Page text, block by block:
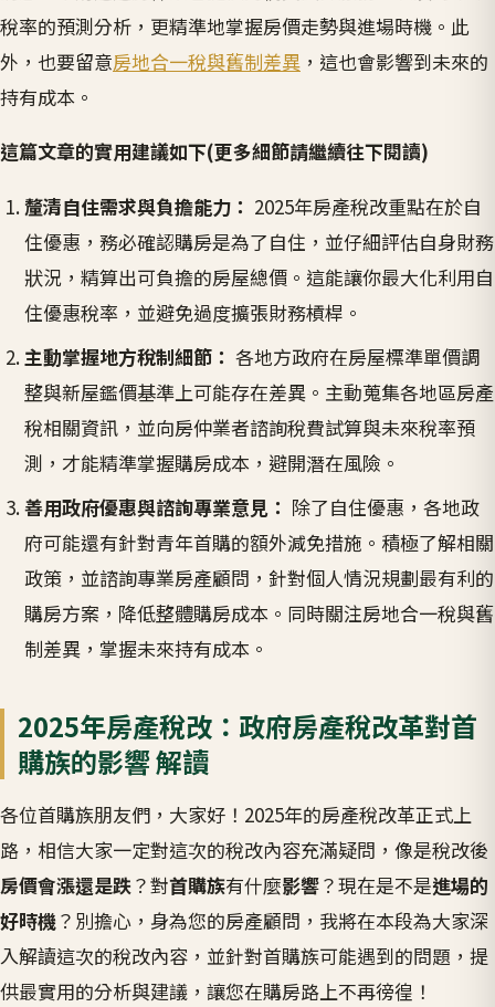
稅率的預測分析，更精準地掌握房價走勢與進場時機。此
外，也要留意房地合一稅與舊制差異 ，這也會影響到未來的
持有成本。
這篇文章的實用建議如下(更多細節請繼續往下閱讀)
釐清自住需求與負擔能力： 2025年房產稅改重點在於自
住優惠，務必確認購房是為了自住，並仔細評估自身財務
狀況，精算出可負擔的房屋總價。這能讓你最大化利用自
住優惠稅率，並避免過度擴張財務槓桿。
主動掌握地方稅制細節： 各地方政府在房屋標準單價調
整與新屋鑑價基準上可能存在差異。主動蒐集各地區房產
稅相關資訊，並向房仲業者諮詢稅費試算與未來稅率預
測，才能精準掌握購房成本，避開潛在風險。
善用政府優惠與諮詢專業意見： 除了自住優惠，各地政
府可能還有針對青年首購的額外減免措施。積極了解相關
政策，並諮詢專業房產顧問，針對個人情況規劃最有利的
購房方案，降低整體購房成本。同時關注房地合一稅與舊
制差異，掌握未來持有成本。
2025年房產稅改：政府房產稅改革對首
購族的影響 解讀
各位首購族朋友們，大家好！2025年的房產稅改革正式上
路，相信大家一定對這次的稅改內容充滿疑問，像是稅改後
房價會漲還是跌？對首購族有什麼影響？現在是不是進場的
好時機？別擔心，身為您的房產顧問，我將在本段為大家深
入解讀這次的稅改內容，並針對首購族可能遇到的問題，提
供最實用的分析與建議，讓您在購房路上不再徬徨！